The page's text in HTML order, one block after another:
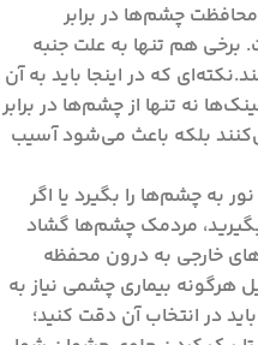
چشم‌ها در برابر
هم تنها به علت جنبه
كه در اینجا باید به آن
نه تنها از چشم‌ها در برابر
بلكه باعث می‌شود آسیب
به چشم‌ها را بگیرد یا اگر
بگیرید، مردمك چشم‌ها گشاد
خارجی به درون محفظه
بیماری چشمی نیاز به
در انتخاب آن دقت كنید؛